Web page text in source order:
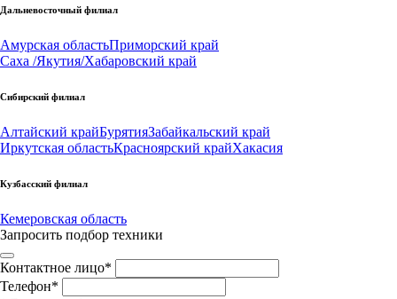
Дальневосточный филиал
Амурская областьПриморский край
Саха /Якутия/Хабаровский край
Сибирский филиал
Алтайский крайБурятияЗабайкальский край
Иркутская областьКрасноярский крайХакасия
Кузбасский филиал
Кемеровская область
Запросить подбор техники
Контактное лицо*
Телефон*